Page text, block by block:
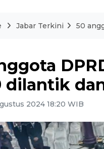
Jabar Terkini 50
dilantik
2024 18:20 WIB